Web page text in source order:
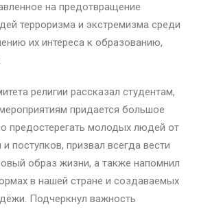
на предотвращение
терроризма и экстремизма среди
их интереса к образованию,
религии рассказал студентам,
придается большое
предостерегать молодых людей от
поступков, призвал всегда вести
образ жизни, а также напомнил
в нашей стране и создаваемых
Подчеркнул важность